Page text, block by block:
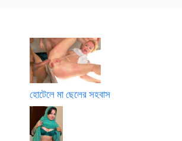
হোটেলে মা ছেলের সহবাস